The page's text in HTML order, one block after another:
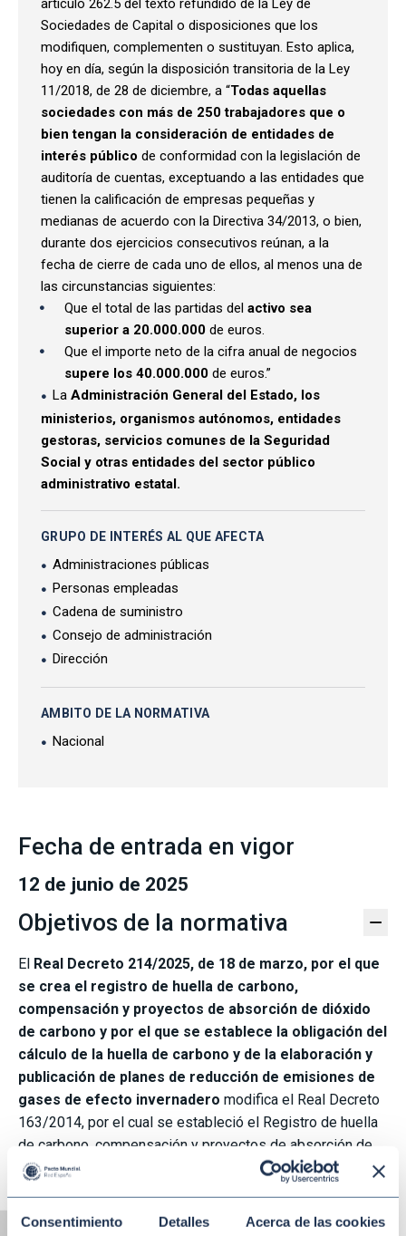
Consentimiento Detalles Acerca de las cookies
artículo 262.5 del texto refundido de la Ley de
Sociedades de Capital o disposiciones que los
modifiquen, complementen o sustituyan. Esto aplica,
hoy en día, según la disposición transitoria de la Ley
11/2018, de 28 de diciembre, a “Todas aquellas
sociedades con más de 250 trabajadores que o
bien tengan la consideración de entidades de
interés público de conformidad con la legislación de
auditoría de cuentas, exceptuando a las entidades que
tienen la calificación de empresas pequeñas y
medianas de acuerdo con la Directiva 34/2013, o bien,
durante dos ejercicios consecutivos reúnan, a la
fecha de cierre de cada uno de ellos, al menos una de
las circunstancias siguientes:
Que el total de las partidas del activo sea
superior a 20.000.000 de euros.
Que el importe neto de la cifra anual de negocios
supere los 40.000.000 de euros.”
La Administración General del Estado, los
ministerios, organismos autónomos, entidades
gestoras, servicios comunes de la Seguridad
Social y otras entidades del sector público
administrativo estatal.
GRUPO DE INTERÉS AL QUE AFECTA
Administraciones públicas
Personas empleadas
Cadena de suministro
Consejo de administración
Dirección
AMBITO DE LA NORMATIVA
Nacional
Fecha de entrada en vigor
12 de junio de 2025
Objetivos de la normativa −
El Real Decreto 214/2025, de 18 de marzo, por el que
se crea el registro de huella de carbono,
compensación y proyectos de absorción de dióxido
de carbono y por el que se establece la obligación del
cálculo de la huella de carbono y de la elaboración y
publicación de planes de reducción de emisiones de
gases de efecto invernadero modifica el Real Decreto
163/2014, por el cual se estableció el Registro de huella
de carbono, compensación y proyectos de absorción de
CO₂ , gestionado por la Oficina Española de Cambio
al Registro e incluye otros tipos de proyectos de